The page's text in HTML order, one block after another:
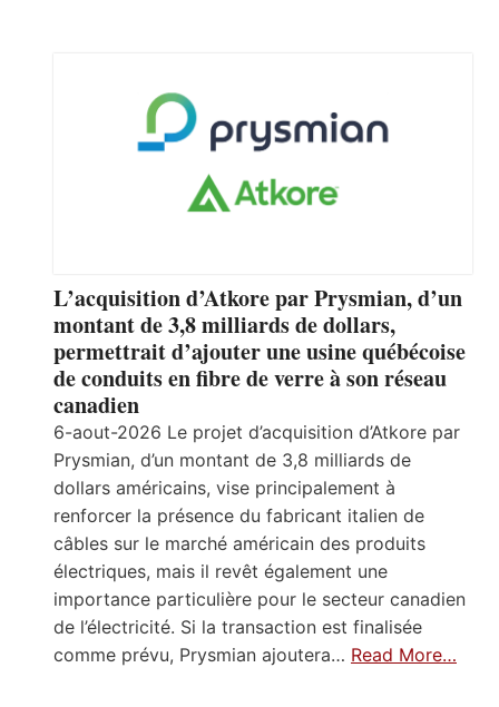
L’acquisition d’Atkore par Prysmian, d’un
montant de 3,8 milliards de dollars,
permettrait d’ajouter une usine québécoise
de conduits en fibre de verre à son réseau
canadien
6-aout-2026 Le projet d’acquisition d’Atkore par
Prysmian, d’un montant de 3,8 milliards de
dollars américains, vise principalement à
renforcer la présence du fabricant italien de
câbles sur le marché américain des produits
électriques, mais il revêt également une
importance particulière pour le secteur canadien
de l’électricité. Si la transaction est finalisée
comme prévu, Prysmian ajoutera… Read More…